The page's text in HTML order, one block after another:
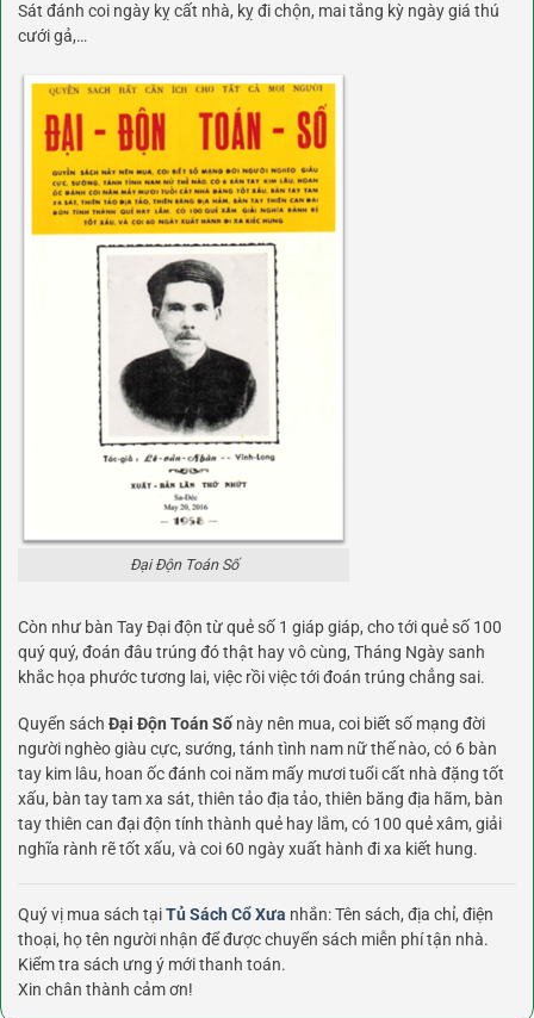
Sát đánh coi ngày kỵ cất nhà, kỵ đi chộn, mai tắng kỳ ngày giá thú
cưới gả,…
Đại Độn Toán Số
Còn như bàn Tay Đại độn từ quẻ số 1 giáp giáp, cho tới quẻ số 100
quý quý, đoán đâu trúng đó thật hay vô cùng, Tháng Ngày sanh
khắc họa phước tương lai, việc rồi việc tới đoán trúng chẳng sai.
Quyển sách Đại Độn Toán Số này nên mua, coi biết số mạng đời
người nghèo giàu cực, sướng, tánh tình nam nữ thế nào, có 6 bàn
tay kim lâu, hoan ốc đánh coi năm mấy mươi tuổi cất nhà đặng tốt
xấu, bàn tay tam xa sát, thiên tảo địa tảo, thiên băng địa hãm, bàn
tay thiên can đại độn tính thành quẻ hay lắm, có 100 quẻ xâm, giải
nghĩa rành rẽ tốt xấu, và coi 60 ngày xuất hành đi xa kiết hung.
Quý vị mua sách tạiTủ Sách Cổ Xưa nhắn: Tên sách, địa chỉ, điện
thoại, họ tên người nhận để được chuyển sách miễn phí tận nhà.
Kiểm tra sách ưng ý mới thanh toán.
Xin chân thành cảm ơn!